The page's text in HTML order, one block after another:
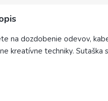
na dozdobenie odevov,
kreatívne techniky. Sutaška